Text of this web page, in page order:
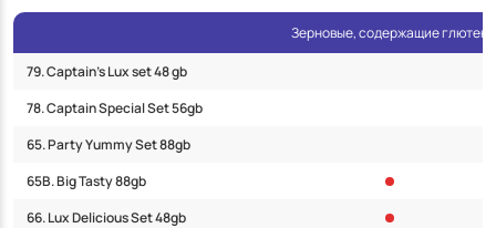
25144383
Зерновые, содержащие глютен
79. Captain’s Lux set 48 gb
78. Captain Special Set 56gb
65. Party Yummy Set 88gb
65B. Big Tasty 88gb
66. Lux Delicious Set 48gb